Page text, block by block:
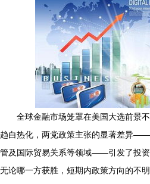
全球金融市场笼罩在美国大选前景
趋白热化，两党政策主张的显著差异
管及国际贸易关系等领域——引发了投资
无论哪一方获胜，短期内政策方向的不